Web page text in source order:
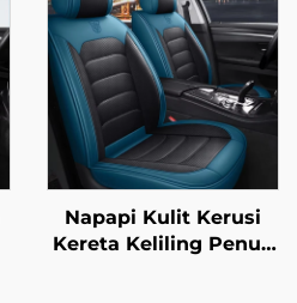
Kain Linen untuk
Musim Bunga dan
Musim Panas Sesuai
Mazda
Napapi Kulit Kerusi
Kereta Keliling Penuh